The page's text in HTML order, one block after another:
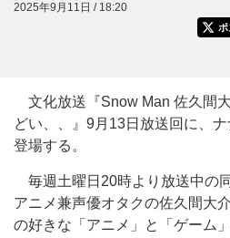
2025年9月11日 / 18:20
ポ
文化放送『Snow Man 佐久間
どい、、』9月13日放送回に、
登場する。
毎週土曜日20時より放送中の
アニメ兼声優オタクの佐久間大
の好きな「アニメ」と「ゲーム